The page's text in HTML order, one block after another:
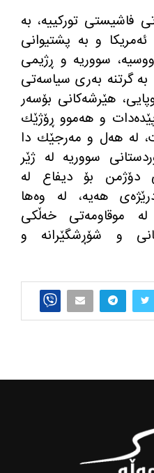
فاشیستی توركییه، به
مریكا و به پشتیوانی
، سووریه و ڕژیمی
به ‌گرتنه بهری سیاسهتی
هێرشهكانی بۆسهر
دات و ههموو ڕۆژێك
له ههل و مهرجێك دا
سووریه له ژێر
دۆژمن بۆ دیفاع له
ی ههیه، له وهها
موقاومهتی خهڵكی
و شۆڕشگێرانه
و